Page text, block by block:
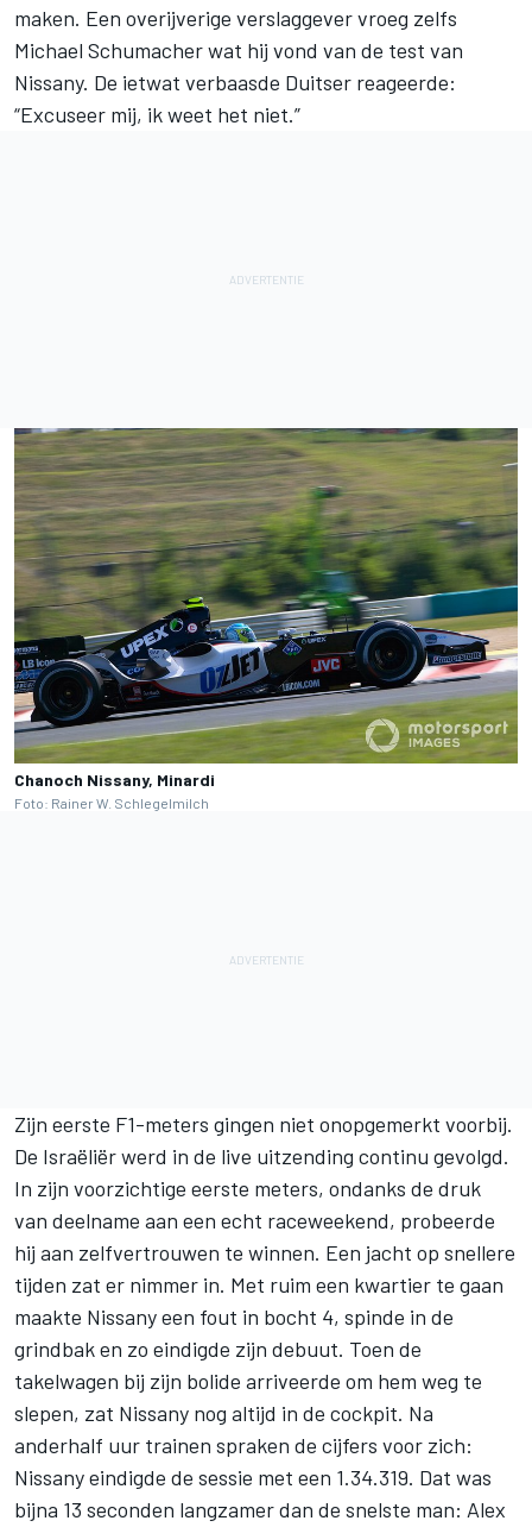
maken. Een overijverige verslaggever vroeg zelfs
Michael Schumacher wat hij vond van de test van
Nissany. De ietwat verbaasde Duitser reageerde:
“Excuseer mij, ik weet het niet.”
Chanoch Nissany, Minardi
Foto: Rainer W. Schlegelmilch
Zijn eerste F1-meters gingen niet onopgemerkt voorbij.
De Israëliër werd in de live uitzending continu gevolgd.
In zijn voorzichtige eerste meters, ondanks de druk
van deelname aan een echt raceweekend, probeerde
hij aan zelfvertrouwen te winnen. Een jacht op snellere
tijden zat er nimmer in. Met ruim een kwartier te gaan
maakte Nissany een fout in bocht 4, spinde in de
grindbak en zo eindigde zijn debuut. Toen de
takelwagen bij zijn bolide arriveerde om hem weg te
slepen, zat Nissany nog altijd in de cockpit. Na
anderhalf uur trainen spraken de cijfers voor zich:
Nissany eindigde de sessie met een 1.34.319. Dat was
bijna 13 seconden langzamer dan de snelste man: Alex